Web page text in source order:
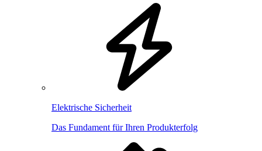
Elektrische Sicherheit
Das Fundament für Ihren Produkterfolg